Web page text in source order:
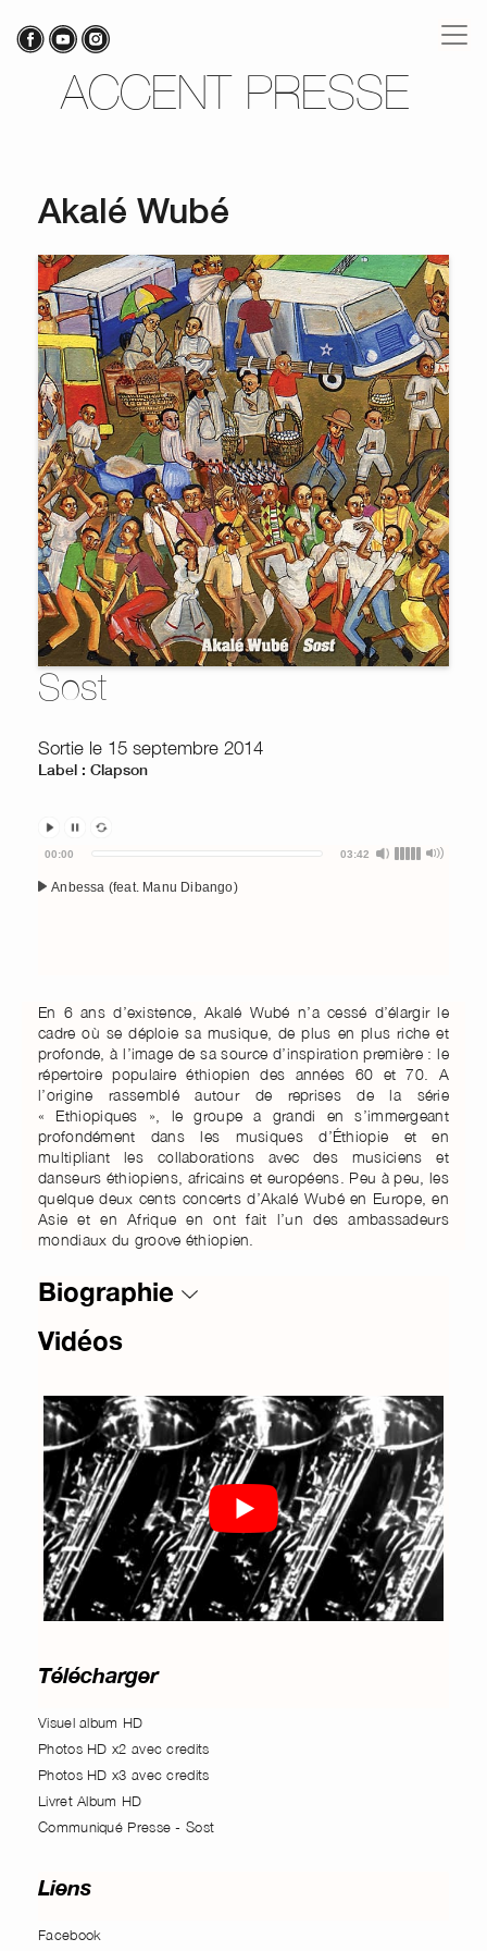
ACCENT PRESSE
Akalé Wubé
Sost
Sortie le 15 septembre 2014
Label : Clapson
Audio
Player
Anbessa (feat. Manu Dibango)
00:00 03:42
En 6 ans d’existence, Akalé Wubé n’a cessé d’élargir le
cadre où se déploie sa musique, de plus en plus riche et
profonde, à l’image de sa source d’inspiration première : le
répertoire populaire éthiopien des années 60 et 70. A
l’origine rassemblé autour de reprises de la série
« Ethiopiques », le groupe a grandi en s’immergeant
profondément dans les musiques d’Éthiopie et en
multipliant les collaborations avec des musiciens et
danseurs éthiopiens, africains et européens. Peu à peu, les
quelque deux cents concerts d’Akalé Wubé en Europe, en
Asie et en Afrique en ont fait l’un des ambassadeurs
mondiaux du groove éthiopien.
Biographie
Vidéos
Télécharger
Visuel album HD
Photos HD x2 avec credits
Photos HD x3 avec credits
Livret Album HD
Communiqué Presse - Sost
Liens
Facebook